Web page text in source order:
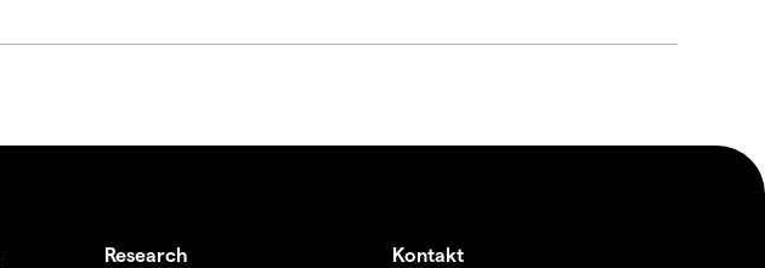
Research
Kontakt